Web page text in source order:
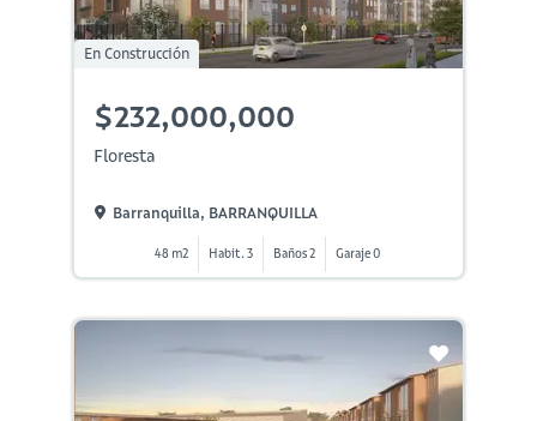
En Construcción
$232,000,000
Floresta
Barranquilla, BARRANQUILLA
48 m2 Habit. 3 Baños 2 Garaje 0